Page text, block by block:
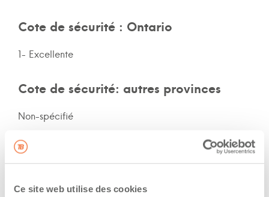
Ce site web utilise des cookies
Cote de sécurité : Ontario
1- Excellente
Cote de sécurité: autres provinces
Non-spécifié
Assurances et immatriculation
l’entreprise